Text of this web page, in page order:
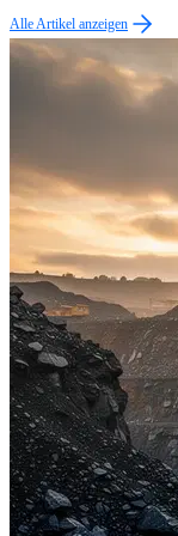
Alle Artikel anzeigen